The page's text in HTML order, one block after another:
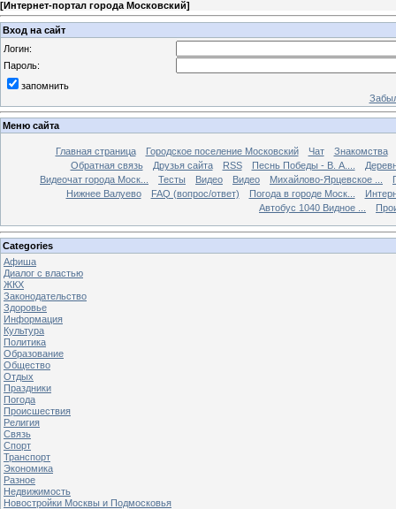
[Интернет-портал города Московский]
Вход на сайт
Логин:
Пароль:
запомнить
Меню сайта
Главная страница Городское поселение Московский Чат
Знакомства
Обратная связь
Друзья сайта RSS Песнь Победы - В. А....
Видеочат города Моск...
Тесты Видео Видео Михайлово-Ярцевское ...
Нижнее Валуево
FAQ (вопрос/ответ) Погода в городе Моск...
Автобус 1040 Видное ...
Categories
Афиша
Диалог с властью
ЖКХ
Законодательство
Здоровье
Информация
Культура
Политика
Образование
Общество
Отдых
Праздники
Погода
Происшествия
Религия
Связь
Спорт
Транспорт
Экономика
Разное
Недвижимость
Новостройки Москвы и Подмосковья